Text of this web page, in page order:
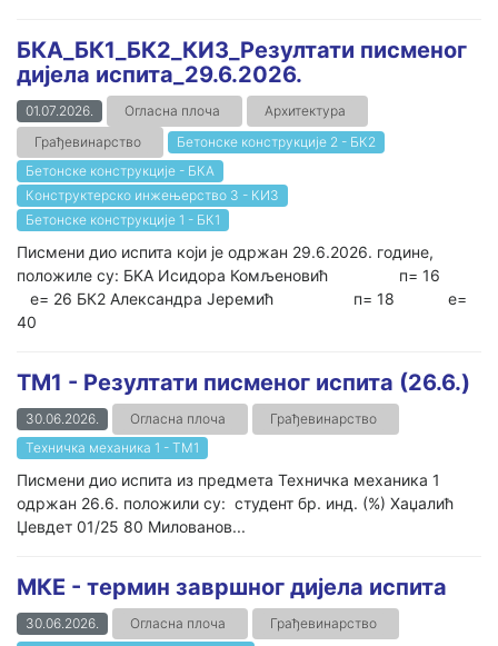
БКА_БК1_БК2_КИ3_Резултати писменог
дијела испита_29.6.2026.
01.07.2026. Огласна плоча
Архитектура
Грађевинарство
Бетонске конструкције 2 - БК2
Бетонске конструкције - БКА
Конструктерско инжењерство 3 - КИ3
Бетонске конструкције 1 - БК1
Писмени дио испита који је одржан 29.6.2026. године,
положиле су: БKA Исидора Комљеновић п= 16
е= 26 БК2 Александра Јеремић п= 18 е=
40
ТМ1 - Резултати писменог испита (26.6.)
30.06.2026. Огласна плоча
Грађевинарство
Техничка механика 1 - ТМ1
Писмени дио испита из предмета Техничка механика 1
одржан 26.6. положили су: студент бр. инд. (%) Хаџалић
Џевдет 01/25 80 Милованов...
МКЕ - термин завршног дијела испита
30.06.2026. Огласна плоча
Грађевинарство